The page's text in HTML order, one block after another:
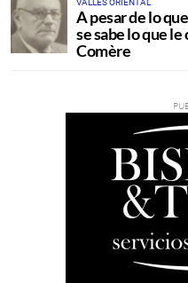
VALLÉS ORIENTAL
A pesar de lo
se sabe lo que
Comère